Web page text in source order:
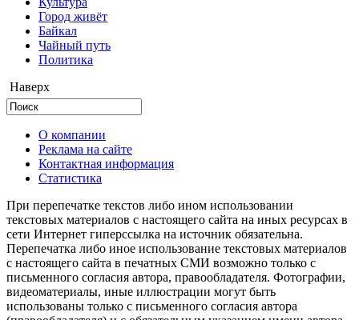
Город живёт
Байкал
Чайный путь
Политика
Наверх
О компании
Реклама на сайте
Контактная информация
Статистика
При перепечатке текстов либо ином использовании
текстовых материалов с настоящего сайта на иных ресурсах в
сети Интернет гиперссылка на источник обязательна.
Перепечатка либо иное использование текстовых материалов
с настоящего сайта в печатных СМИ возможно только с
письменного согласия автора, правообладателя. Фотографии,
видеоматериалы, иные иллюстрации могут быть
использованы только с письменного согласия автора